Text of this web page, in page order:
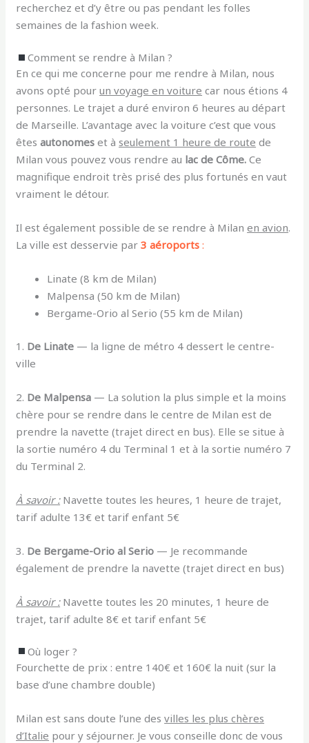
recherchez et d’y être ou pas pendant les folles
semaines de la fashion week.
Comment se rendre à Milan ?
En ce qui me concerne pour me rendre à Milan, nous
avons opté pourun voyage en voiture car nous étions 4
personnes. Le trajet a duré environ 6 heures au départ
de Marseille. L’avantage avec la voiture c’est que vous
êtesautonomes et à seulement 1 heure de route de
Milan vous pouvez vous rendre au lac de Côme. Ce
magnifique endroit très prisé des plus fortunés en vaut
vraiment le détour.
Il est également possible de se rendre à Milanen avion.
La ville est desservie par3 aéroports :
Linate (8 km de Milan)
Malpensa (50 km de Milan)
Bergame-Orio al Serio (55 km de Milan)
1. De Linate — la ligne de métro 4 dessert le centre-
ville
2. De Malpensa — La solution la plus simple et la moins
chère pour se rendre dans le centre de Milan est de
prendre la navette (trajet direct en bus). Elle se situe à
la sortie numéro 4 du Terminal 1 et à la sortie numéro 7
du Terminal 2.
À savoir :Navette toutes les heures, 1 heure de trajet,
tarif adulte 13€ et tarif enfant 5€
3. De Bergame-Orio al Serio — Je recommande
également de prendre la navette (trajet direct en bus)
À savoir :Navette toutes les 20 minutes, 1 heure de
trajet, tarif adulte 8€ et tarif enfant 5€
Où loger ?
Fourchette de prix : entre 140€ et 160€ la nuit (sur la
base d’une chambre double)
Milan est sans doute l’une desvilles les plus chères
d’Italie pour y séjourner. Je vous conseille donc de vous